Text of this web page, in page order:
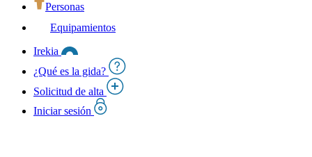
Personas
Equipamientos
Irekia
¿Qué es la gida?
Solicitud de alta
Iniciar sesión